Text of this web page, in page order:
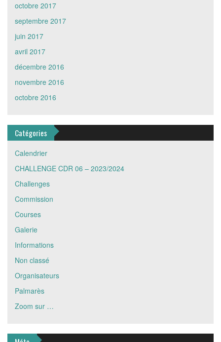
octobre 2017
septembre 2017
juin 2017
avril 2017
décembre 2016
novembre 2016
octobre 2016
Catégories
Calendrier
CHALLENGE CDR 06 – 2023/2024
Challenges
Commission
Courses
Galerie
Informations
Non classé
Organisateurs
Palmarès
Zoom sur …